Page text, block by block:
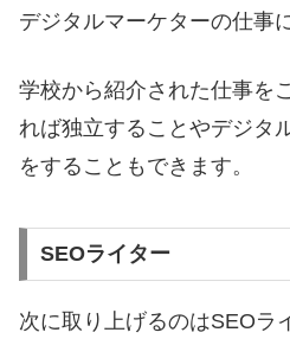
デジタルマーケターの仕事
学校から紹介された仕事を
れば独立することやデジタ
をすることもできます。
SEOライター
次に取り上げるのはSEOラ